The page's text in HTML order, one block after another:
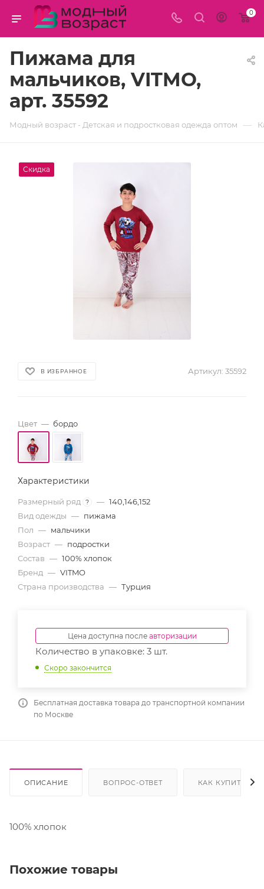
0
Пижама для
мальчиков, VITMO,
арт. 35592
Модный возраст - Детская и подростковая одежда оптом —
Скидка
В ИЗБРАННОЕ Артикул: 35592
Цвет — бордо
Характеристики
Размерный ряд ? — 140,146,152
Вид одежды — пижама
Пол — мальчики
Возраст — подростки
Состав — 100% хлопок
Бренд — VITMO
Страна производства — Турция
Цена доступна после авторизации
Количество в упаковке: 3 шт.
Скоро закончится
Бесплатная доставка товара до транспортной компании
по Москве
ОПИСАНИЕ ВОПРОС-ОТВЕТ КАК КУПИТЬ
100% хлопок
Похожие товары